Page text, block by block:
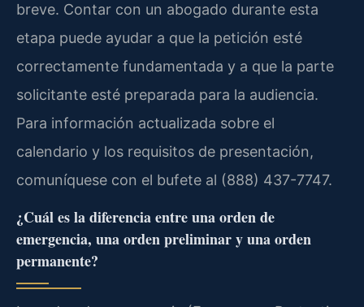
breve. Contar con un abogado durante esta
etapa puede ayudar a que la petición esté
correctamente fundamentada y a que la parte
solicitante esté preparada para la audiencia.
Para información actualizada sobre el
calendario y los requisitos de presentación,
comuníquese con el bufete al (888) 437-7747.
¿Cuál es la diferencia entre una orden de
emergencia, una orden preliminar y una orden
permanente?